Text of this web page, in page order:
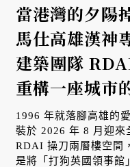
當港灣的夕陽
馬仕高雄漢神
建築團隊
重構一座城市
1996 年就落腳高雄的
裝於 2026 年 8 月迎來
RDAI 操刀兩層樓空間
是將「打狗英國領事館